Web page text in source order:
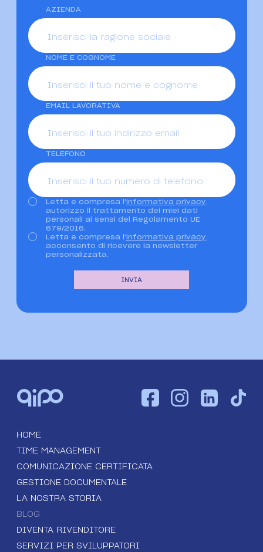
AZIENDA
NOME E COGNOME
EMAIL LAVORATIVA
TELEFONO
PrivacyLetta e compresa l'informativa privacy,
autorizzo il trattamento dei miei dati
personali ai sensi del Regolamento UE
679/2016.
Newsletter
Letta e compresa l'informativa privacy,
acconsento di ricevere la newsletter
personalizzata.
HOME
TIME MANAGEMENT
COMUNICAZIONE CERTIFICATA
GESTIONE DOCUMENTALE
LA NOSTRA STORIA
BLOG
DIVENTA RIVENDITORE
SERVIZI PER SVILUPPATORI